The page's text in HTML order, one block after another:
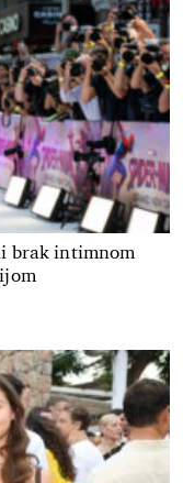
brak intimnom